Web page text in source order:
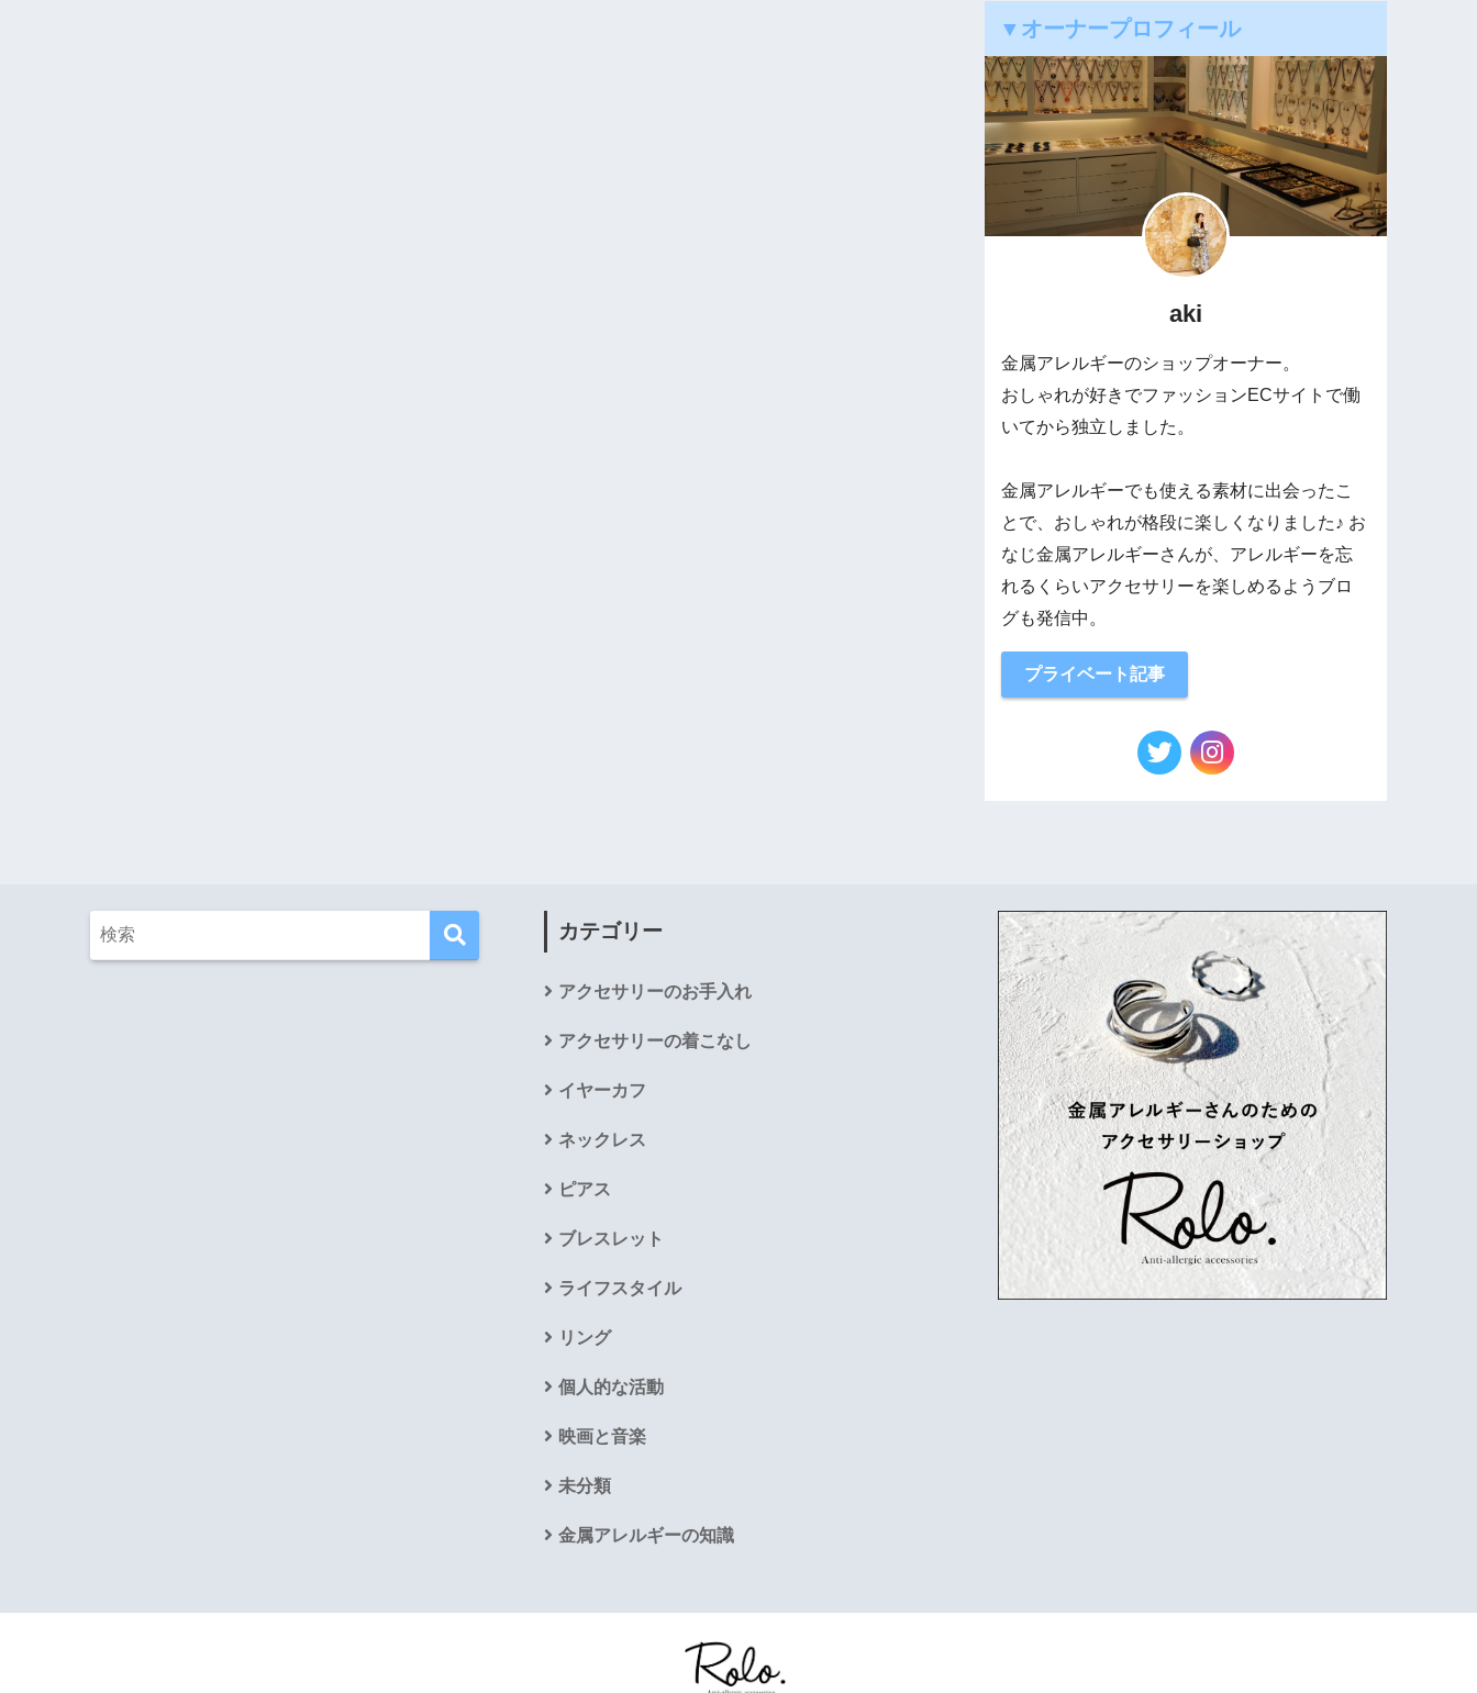
▼オーナープロフィール
aki
金属アレルギーのショップオーナー。
おしゃれが好きでファッションECサイトで働
いてから独立しました。
金属アレルギーでも使える素材に出会ったこ
とで、おしゃれが格段に楽しくなりました♪ お
なじ金属アレルギーさんが、アレルギーを忘
れるくらいアクセサリーを楽しめるようブロ
グも発信中。
プライベート記事
カテゴリー
アクセサリーのお手入れ
アクセサリーの着こなし
イヤーカフ
ネックレス
ピアス
ブレスレット
ライフスタイル
リング
個人的な活動
映画と音楽
未分類
金属アレルギーの知識